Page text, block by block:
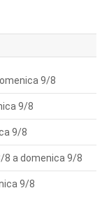
9/8
9/8
9/8
8 a domenica 9/8
9/8